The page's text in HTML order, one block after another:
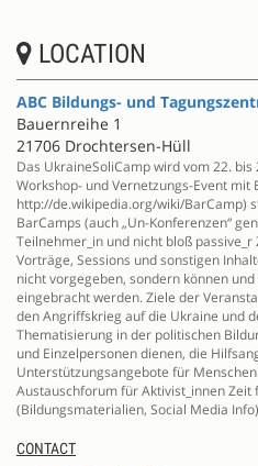
LOCATION
ABC Bildungs- und
Bauernreihe 1
21706 Drochtersen-Hüll
Das UkraineSoliCamp wird vom 22.
Workshop- und Vernetzungs-Event mit
http://de.wikipedia.org/wiki/BarCamp)
BarCamps (auch „Un-Konferenzen“
Teilnehmer_in und nicht bloß passive_r
Vorträge, Sessions und sonstigen
nicht vorgegeben, sondern können
eingebracht werden. Ziele der
den Angriffskrieg auf die Ukraine und
Thematisierung in der politischen
und Einzelpersonen dienen, die
Unterstützungsangebote für
Austauschforum für Aktivist_innen Zeit
(Bildungsmaterialien, Social Media Info)
CONTACT